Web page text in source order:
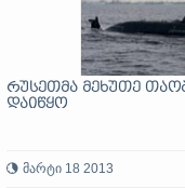
რუსეთმა მეხუთე
დაიწყო
მარტი 18 2013